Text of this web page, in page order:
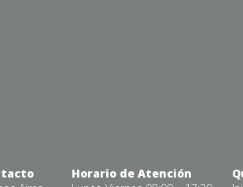
Horario de Atención